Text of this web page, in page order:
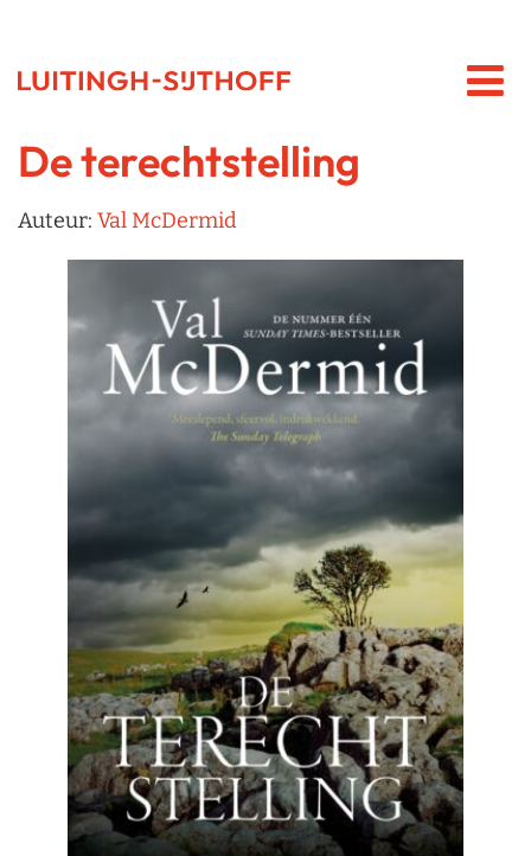
De terechtstelling
Auteur: Val McDermid